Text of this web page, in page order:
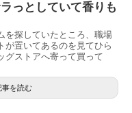
っとしていて香りも
を探していたところ、職場
が置いてあるのを見てひら
グストアへ寄って買って
事を読む